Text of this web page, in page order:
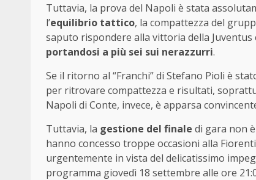
Tuttavia, la prova del Napoli è stata
l’equilibrio tattico, la compattezza del
saputo rispondere alla vittoria della Juventus
portandosi a più sei sui nerazzurri.
Se il ritorno al “Franchi” di Stefano Pioli è
per ritrovare compattezza e risultati,
Napoli di Conte, invece, è apparsa
Tuttavia, la gestione del finale di gara non
hanno concesso troppe occasioni alla
urgentemente in vista del delicatissimo
programma giovedì 18 settembre alle ore